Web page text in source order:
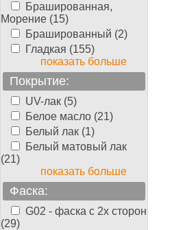
Брашированная,
Морение (15)
Брашированный (2)
Гладкая (155)
показать больше
Покрытие:
UV-лак (5)
Белое масло (21)
Белый лак (1)
Белый матовый лак
(21)
показать больше
Фаска:
G02 - фаска с 2х сторон
(29)